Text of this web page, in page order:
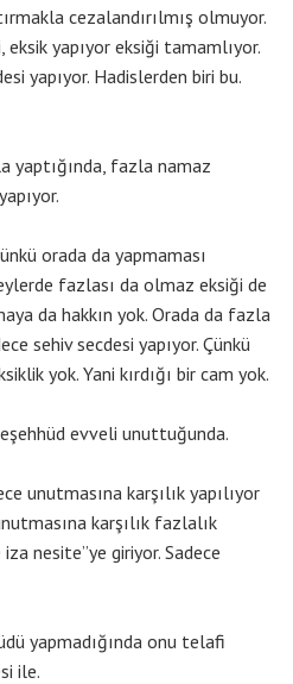
cezalandırılmış olmuyor.
eksik yapıyor eksiği tamamlıyor.
yapıyor. Hadislerden biri bu.
yaptığında, fazla namaz
orada da yapmaması
fazlası da olmaz eksiği de
da hakkın yok. Orada da fazla
sehiv secdesi yapıyor. Çünkü
yok. Yani kırdığı bir cam yok.
evveli unuttuğunda.
unutmasına karşılık yapılıyor
karşılık fazlalık
nesite”ye giriyor. Sadece
yapmadığında onu telafi
ile.